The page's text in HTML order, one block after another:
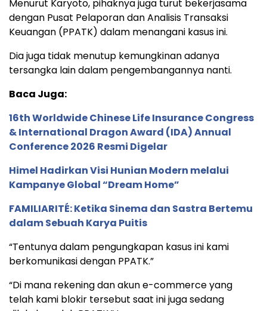
Menurut Karyoto, pihaknya juga turut bekerjasama
dengan Pusat Pelaporan dan Analisis Transaksi
Keuangan (PPATK) dalam menangani kasus ini.
Dia juga tidak menutup kemungkinan adanya
tersangka lain dalam pengembangannya nanti.
Baca Juga:
16th Worldwide Chinese Life Insurance Congress
& International Dragon Award (IDA) Annual
Conference 2026 Resmi Digelar
Himel Hadirkan Visi Hunian Modern melalui
Kampanye Global “Dream Home”
FAMILIARITÉ: Ketika Sinema dan Sastra Bertemu
dalam Sebuah Karya Puitis
“Tentunya dalam pengungkapan kasus ini kami
berkomunikasi dengan PPATK.”
“Di mana rekening dan akun e-commerce yang
telah kami blokir tersebut saat ini juga sedang